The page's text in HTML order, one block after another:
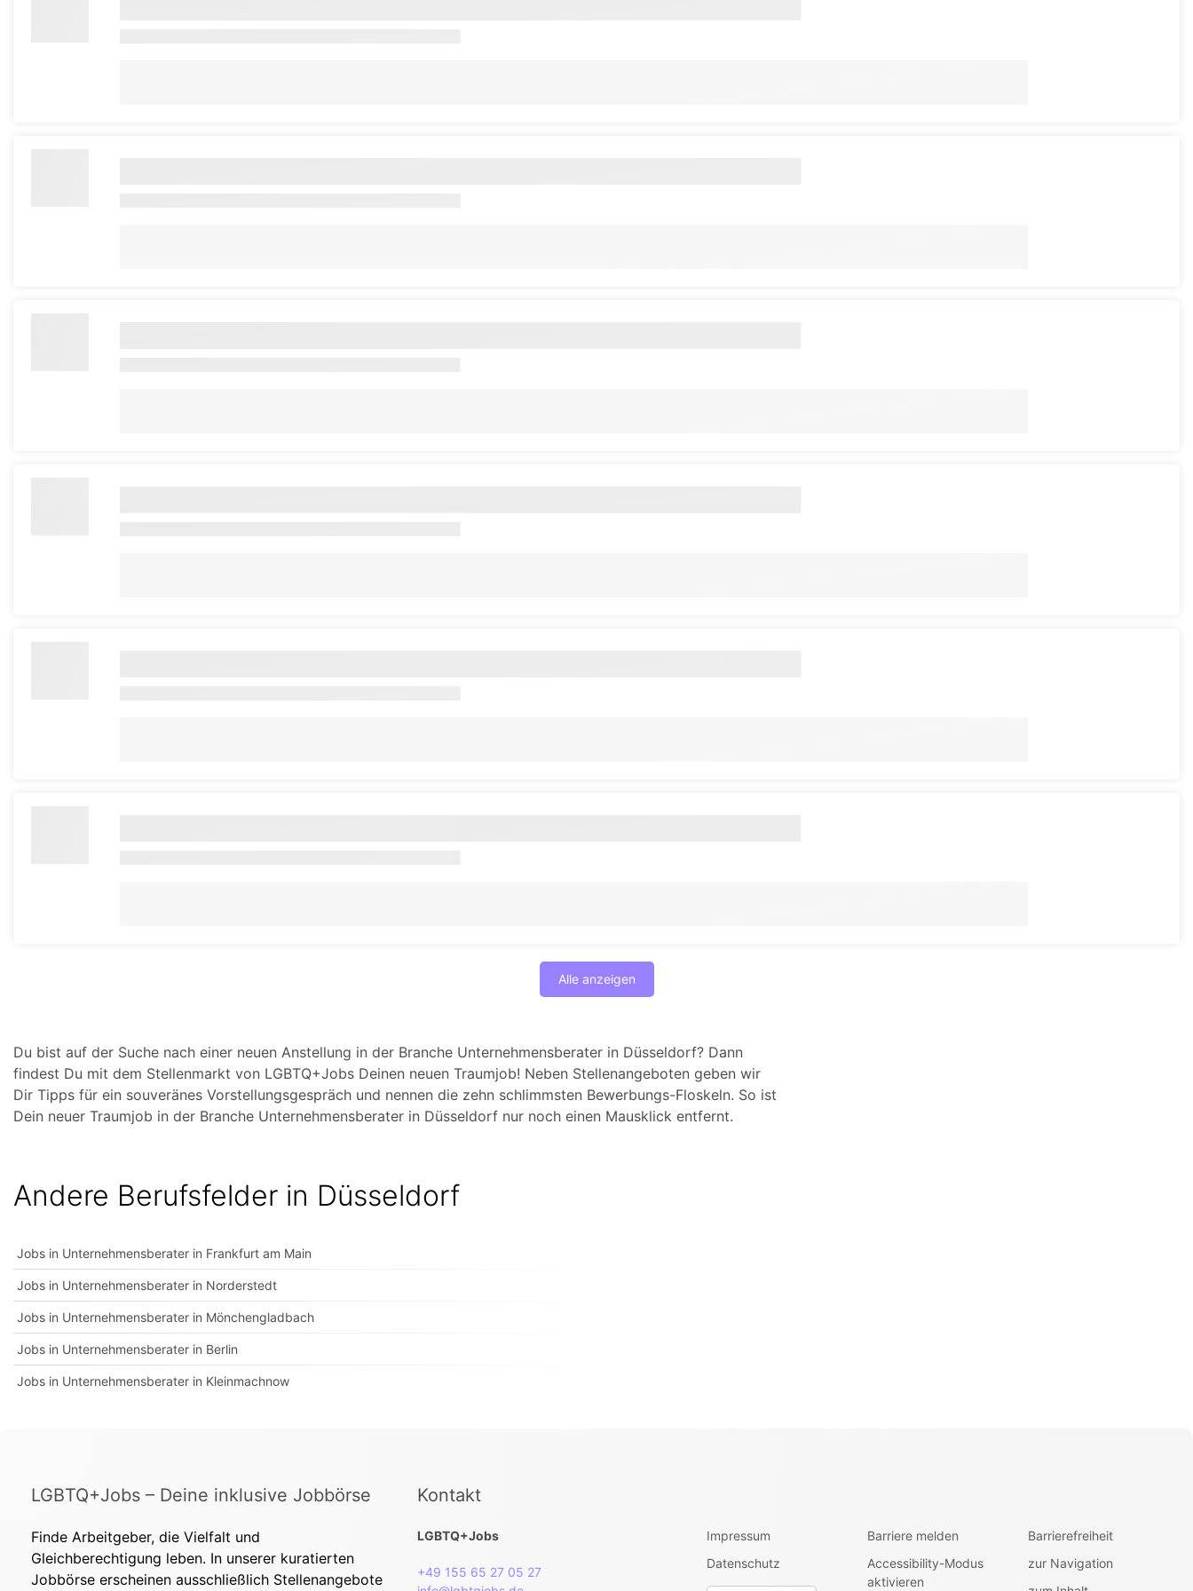
Alle anzeigen
Du bist auf der Suche nach einer neuen Anstellung in der Branche Unternehmensberater in Düsseldorf? Dann
findest Du mit dem Stellenmarkt von LGBTQ+Jobs Deinen neuen Traumjob! Neben Stellenangeboten geben wir
Dir Tipps für ein souveränes Vorstellungsgespräch und nennen die zehn schlimmsten Bewerbungs-Floskeln. So ist
Dein neuer Traumjob in der Branche Unternehmensberater in Düsseldorf nur noch einen Mausklick entfernt.
Andere Berufsfelder in Düsseldorf
Jobs in Unternehmensberater in Frankfurt am Main
Jobs in Unternehmensberater in Norderstedt
Jobs in Unternehmensberater in Mönchengladbach
Jobs in Unternehmensberater in Berlin
Jobs in Unternehmensberater in Kleinmachnow
LGBTQ+Jobs – Deine inklusive Jobbörse
Finde Arbeitgeber, die Vielfalt und
Gleichberechtigung leben. In unserer kuratierten
Jobbörse erscheinen ausschließlich Stellenangebote
Kontakt
LGBTQ+Jobs
+49 155 65 27 05 27
Impressum
Datenschutz
Barriere melden
Accessibility-Modus
aktivieren
Barrierefreiheit
zur Navigation